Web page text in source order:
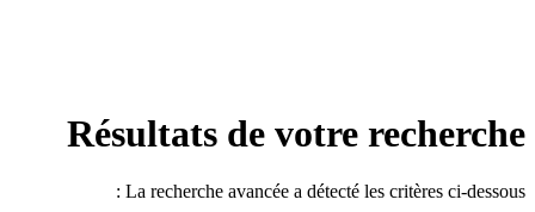
Résultats de votre recherche
La recherche avancée a détecté les critères ci-dessous :